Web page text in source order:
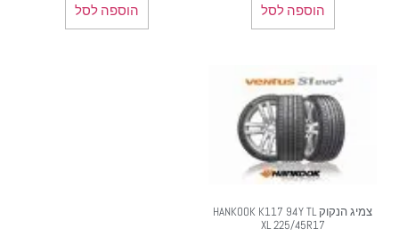
הוספה לסל הוספה לסל
צמיג הנקוק HANKOOK K117 94Y TL
XL 225/45R17